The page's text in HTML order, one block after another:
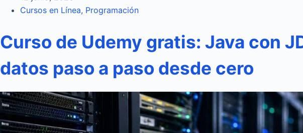
Cursos en Línea, Programación
Curso de Udemy gratis: Java con
datos paso a paso desde cero